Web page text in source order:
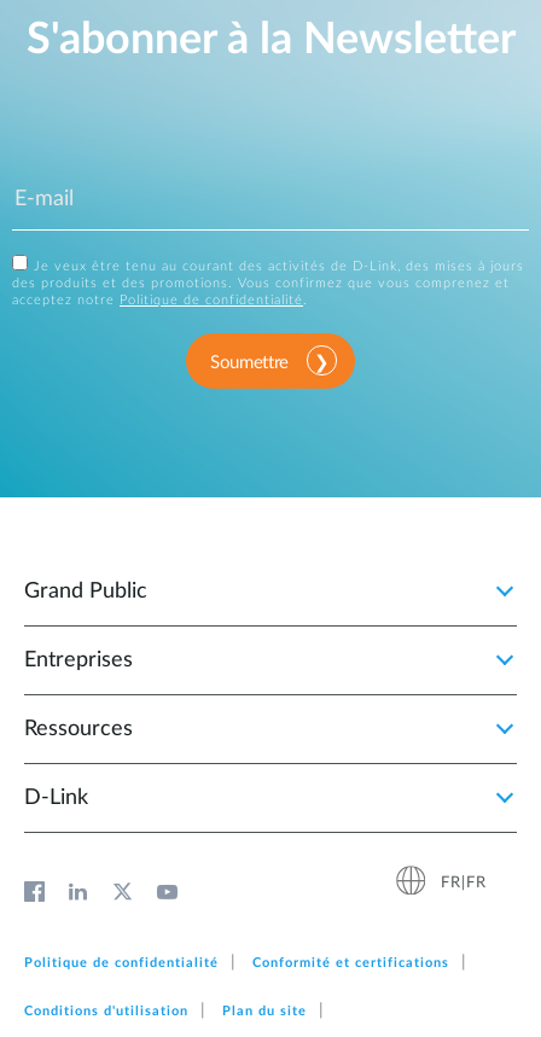
S'abonner à la Newsletter
Je veux être tenu au courant des activités de D-Link, des mises à jours
des produits et des promotions. Vous confirmez que vous comprenez et
acceptez notre
Politique de confidentialité
Soumettre
Grand Public
Entreprises
Ressources
D‑Link
FR|FR
Politique de confidentialité Conformité et certifications
Conditions d'utilisation Plan du site